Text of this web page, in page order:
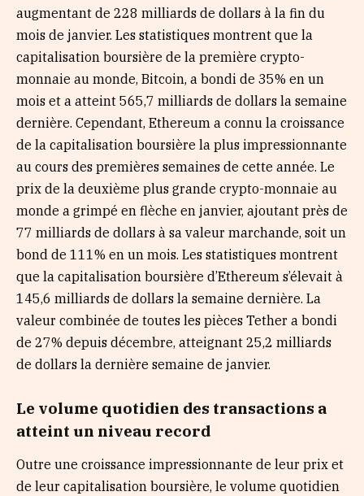
augmentant de 228 milliards de dollars à la fin du
mois de janvier. Les statistiques montrent que la
capitalisation boursière de la première crypto-
monnaie au monde, Bitcoin, a bondi de 35% en un
mois et a atteint 565,7 milliards de dollars la semaine
dernière. Cependant, Ethereum a connu la croissance
de la capitalisation boursière la plus impressionnante
au cours des premières semaines de cette année. Le
prix de la deuxième plus grande crypto-monnaie au
monde a grimpé en flèche en janvier, ajoutant près de
77 milliards de dollars à sa valeur marchande, soit un
bond de 111% en un mois. Les statistiques montrent
que la capitalisation boursière d’Ethereum s’élevait à
145,6 milliards de dollars la semaine dernière. La
valeur combinée de toutes les pièces Tether a bondi
de 27% depuis décembre, atteignant 25,2 milliards
de dollars la dernière semaine de janvier.
Le volume quotidien des transactions a
atteint un niveau record
Outre une croissance impressionnante de leur prix et
de leur capitalisation boursière, le volume quotidien